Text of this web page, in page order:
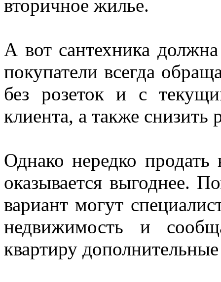
вторичное жилье.
А вот сантехника
покупатели всегда
без розеток и с
клиента, а также
Однако нередко
оказывается выгоднее.
вариант могут
недвижимость и
квартиру